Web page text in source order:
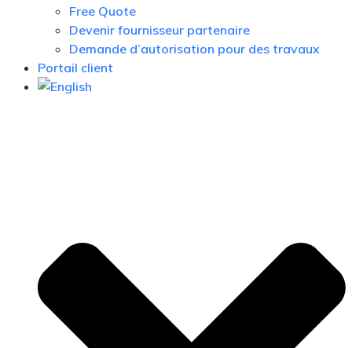
Free Quote
Devenir fournisseur partenaire
Demande d’autorisation pour des travaux
Portail client